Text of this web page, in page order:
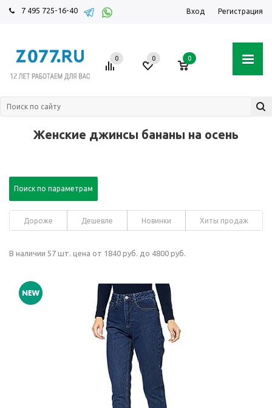
7 495 725-16-40 Вход Регистрация
0 0 0
Женские джинсы бананы на осень
Поиск по параметрам
Дороже Дешевле Новинки Хиты продаж
В наличии 57 шт. цена от 1840 руб. до 4800 руб.